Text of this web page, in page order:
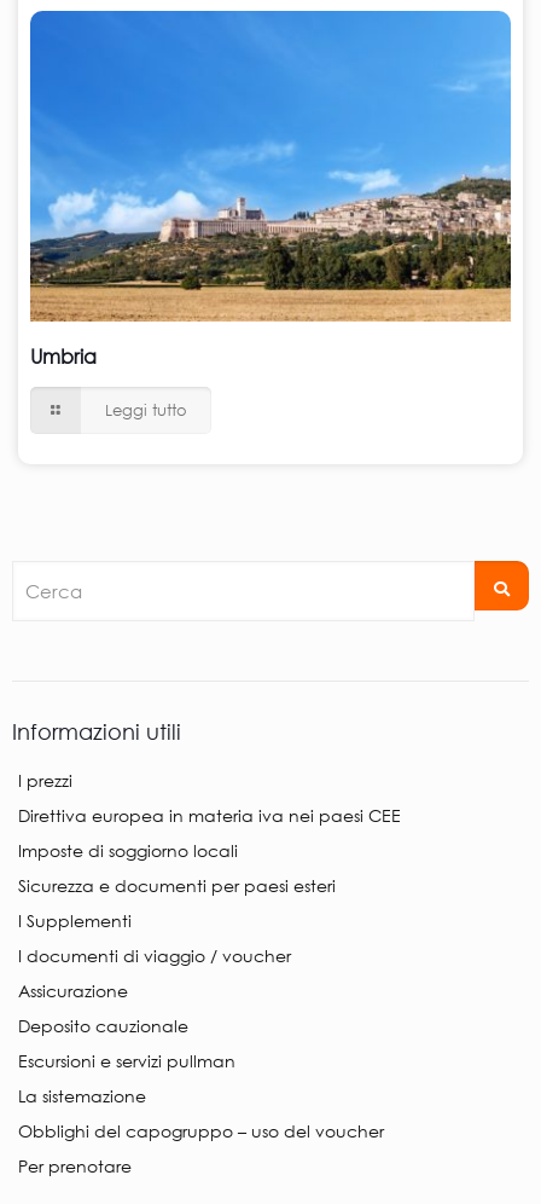
Umbria
Leggi tutto
Informazioni utili
I prezzi
Direttiva europea in materia iva nei paesi CEE
Imposte di soggiorno locali
Sicurezza e documenti per paesi esteri
I Supplementi
I documenti di viaggio / voucher
Assicurazione
Deposito cauzionale
Escursioni e servizi pullman
La sistemazione
Obblighi del capogruppo – uso del voucher
Per prenotare